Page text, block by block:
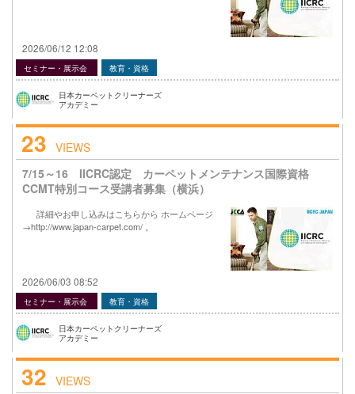
2026/06/12 12:08
セミナー・展示会 教育・資格
日本カーペットクリーナーズ
アカデミー
23 VIEWS
7/15～16 IICRC認定 カーペットメンテナンス国際資格
CCMT特別コース受講者募集（横浜）
詳細やお申し込みはこちらから ホームページ
→http://www.japan-carpet.com/ 。
2026/06/03 08:52
セミナー・展示会 教育・資格
日本カーペットクリーナーズ
アカデミー
32 VIEWS